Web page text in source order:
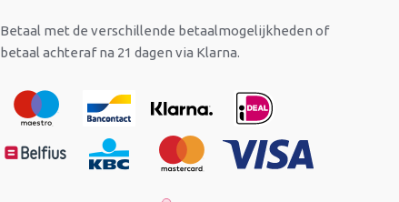
Betaal met de verschillende betaalmogelijkheden of
betaal achteraf na 21 dagen via Klarna.